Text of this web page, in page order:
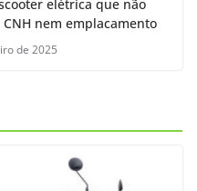
elétrica que não
nem emplacamento
de 2025